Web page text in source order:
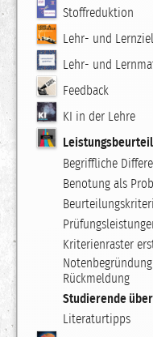
Stoffreduktion
Lehr- und
Lehr- und
Feedback
KI in der Lehre
Begriffliche
Benotung als
Kriterienraster
Rückmeldung
Studierende
Literaturtipps